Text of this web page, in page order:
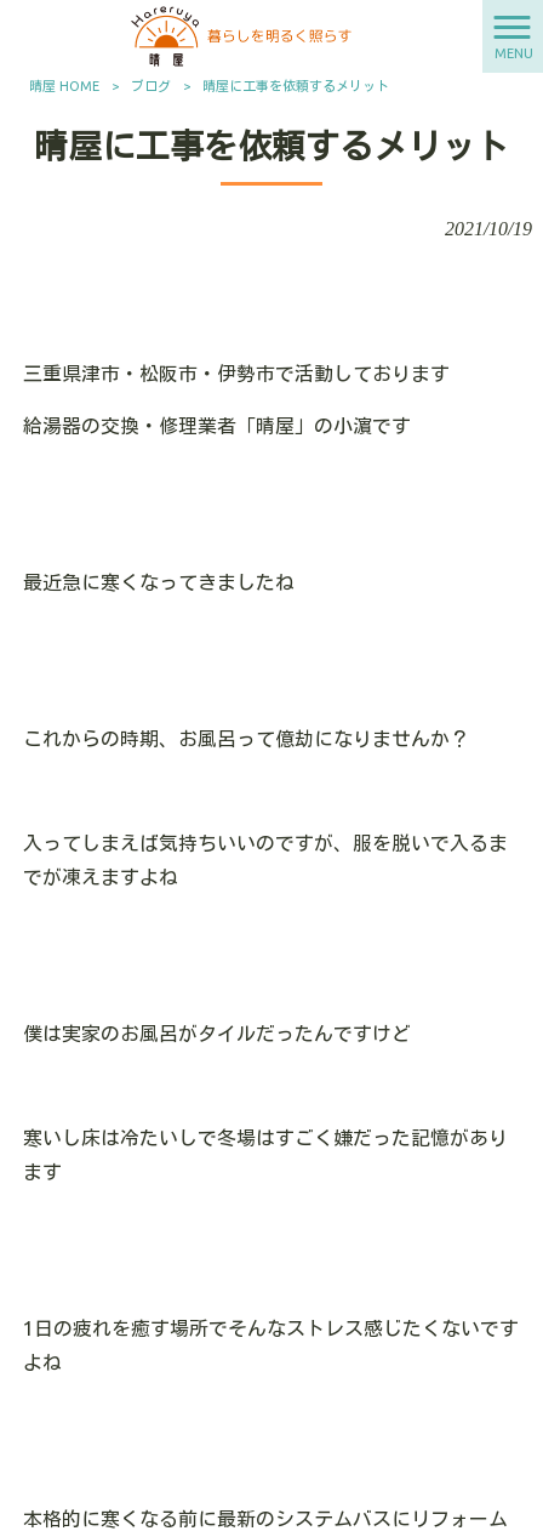
MENU
晴屋 HOME > ブログ > 晴屋に工事を依頼するメリット
晴屋に工事を依頼するメリット
2021/10/19
三重県津市・松阪市・伊勢市で活動しております
給湯器の交換・修理業者「晴屋」の小濵です
最近急に寒くなってきましたね
これからの時期、お風呂って億劫になりませんか？
入ってしまえば気持ちいいのですが、服を脱いで入るま
でが凍えますよね
僕は実家のお風呂がタイルだったんですけど
寒いし床は冷たいしで冬場はすごく嫌だった記憶があり
ます
1日の疲れを癒す場所でそんなストレス感じたくないです
よね
本格的に寒くなる前に最新のシステムバスにリフォーム